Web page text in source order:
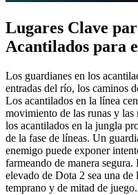
Lugares Clave
Acantilados para
Los guardianes en los
entradas del río, los caminos
Los acantilados en la línea
movimiento de las runas y las
los acantilados en la jungla
de la fase de líneas. Un
enemigo puede exponer
farmeando de manera
elevado de Dota 2 sea una de
temprano y de mitad de juego.